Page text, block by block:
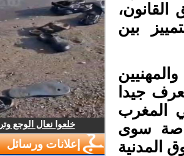
بين
جيدا
المغرب
سوى
المدنية
خلعوا نعال الوجع
إعلانات ورسائل